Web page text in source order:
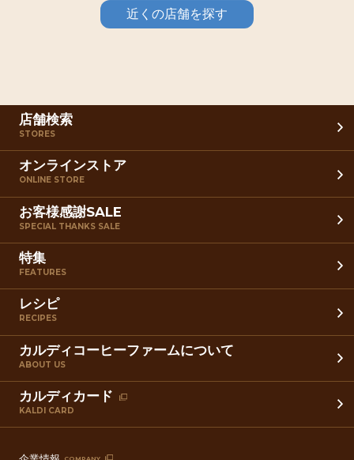
近くの店舗を探す
店舗検索
STORES
オンラインストア
ONLINE STORE
お客様感謝SALE
SPECIAL THANKS SALE
特集
FEATURES
レシピ
RECIPES
カルディコーヒーファームについて
ABOUT US
カルディカード
KALDI CARD
COMPANY